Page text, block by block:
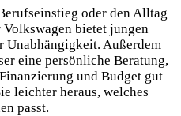
oder den Alltag
bietet jungen
Unabhängigkeit. Außerdem
eine persönliche Beratung,
und Budget gut
leichter heraus, welches
passt.